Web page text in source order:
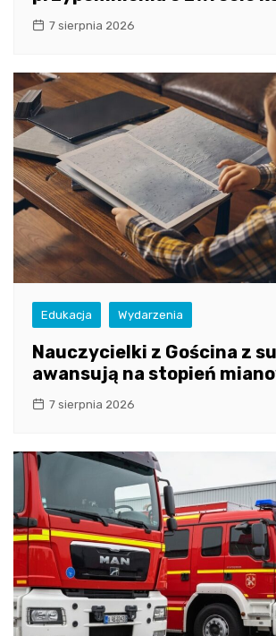
7 sierpnia 2026
Edukacja Wydarzenia
Nauczycielki z Gościna z
awansują na stopień
7 sierpnia 2026